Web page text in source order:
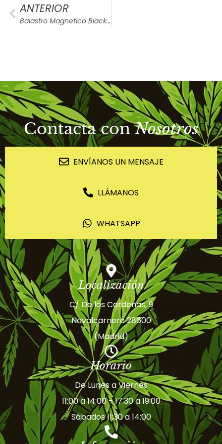
ANTERIOR
Balastro Magnetico Black Box
Contacta conNosotros
ENVÍANOS UN MENSAJE
LLÁMANOS
WHATSAPP
Localización
C/ De los Cardeñas, 9
Navalcarnero 28600
(Madrid)
Horario
De Lunes a Viernes
11:00 a 14:00 - 17:30 a 19:00
Sábados 11:30 a 14:00